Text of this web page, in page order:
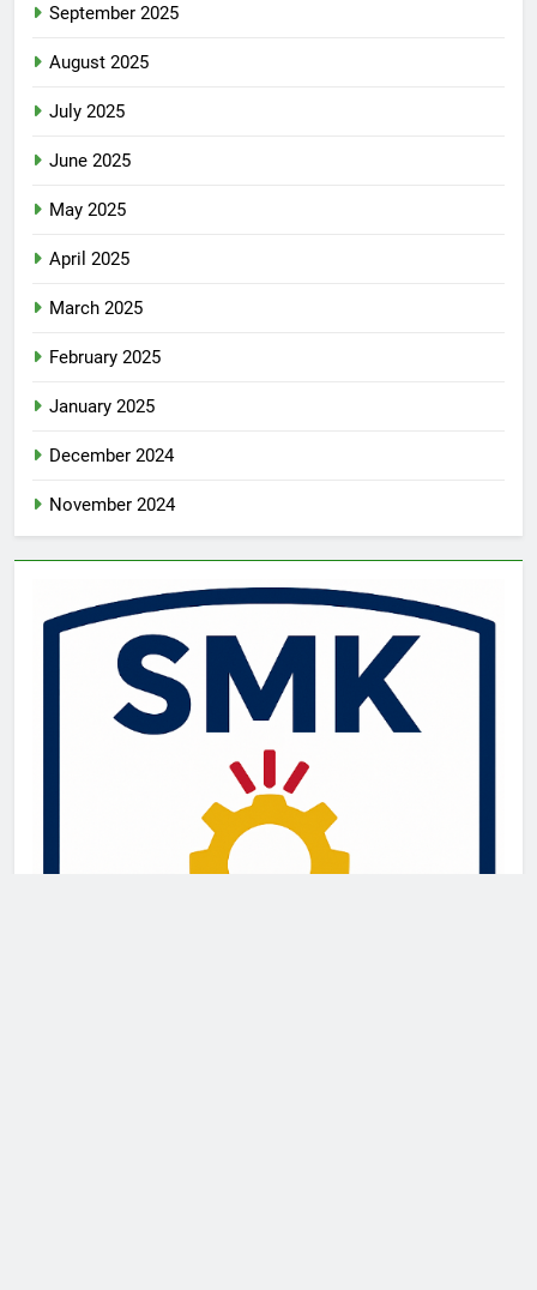
September 2025
August 2025
July 2025
June 2025
May 2025
April 2025
March 2025
February 2025
January 2025
December 2024
November 2024